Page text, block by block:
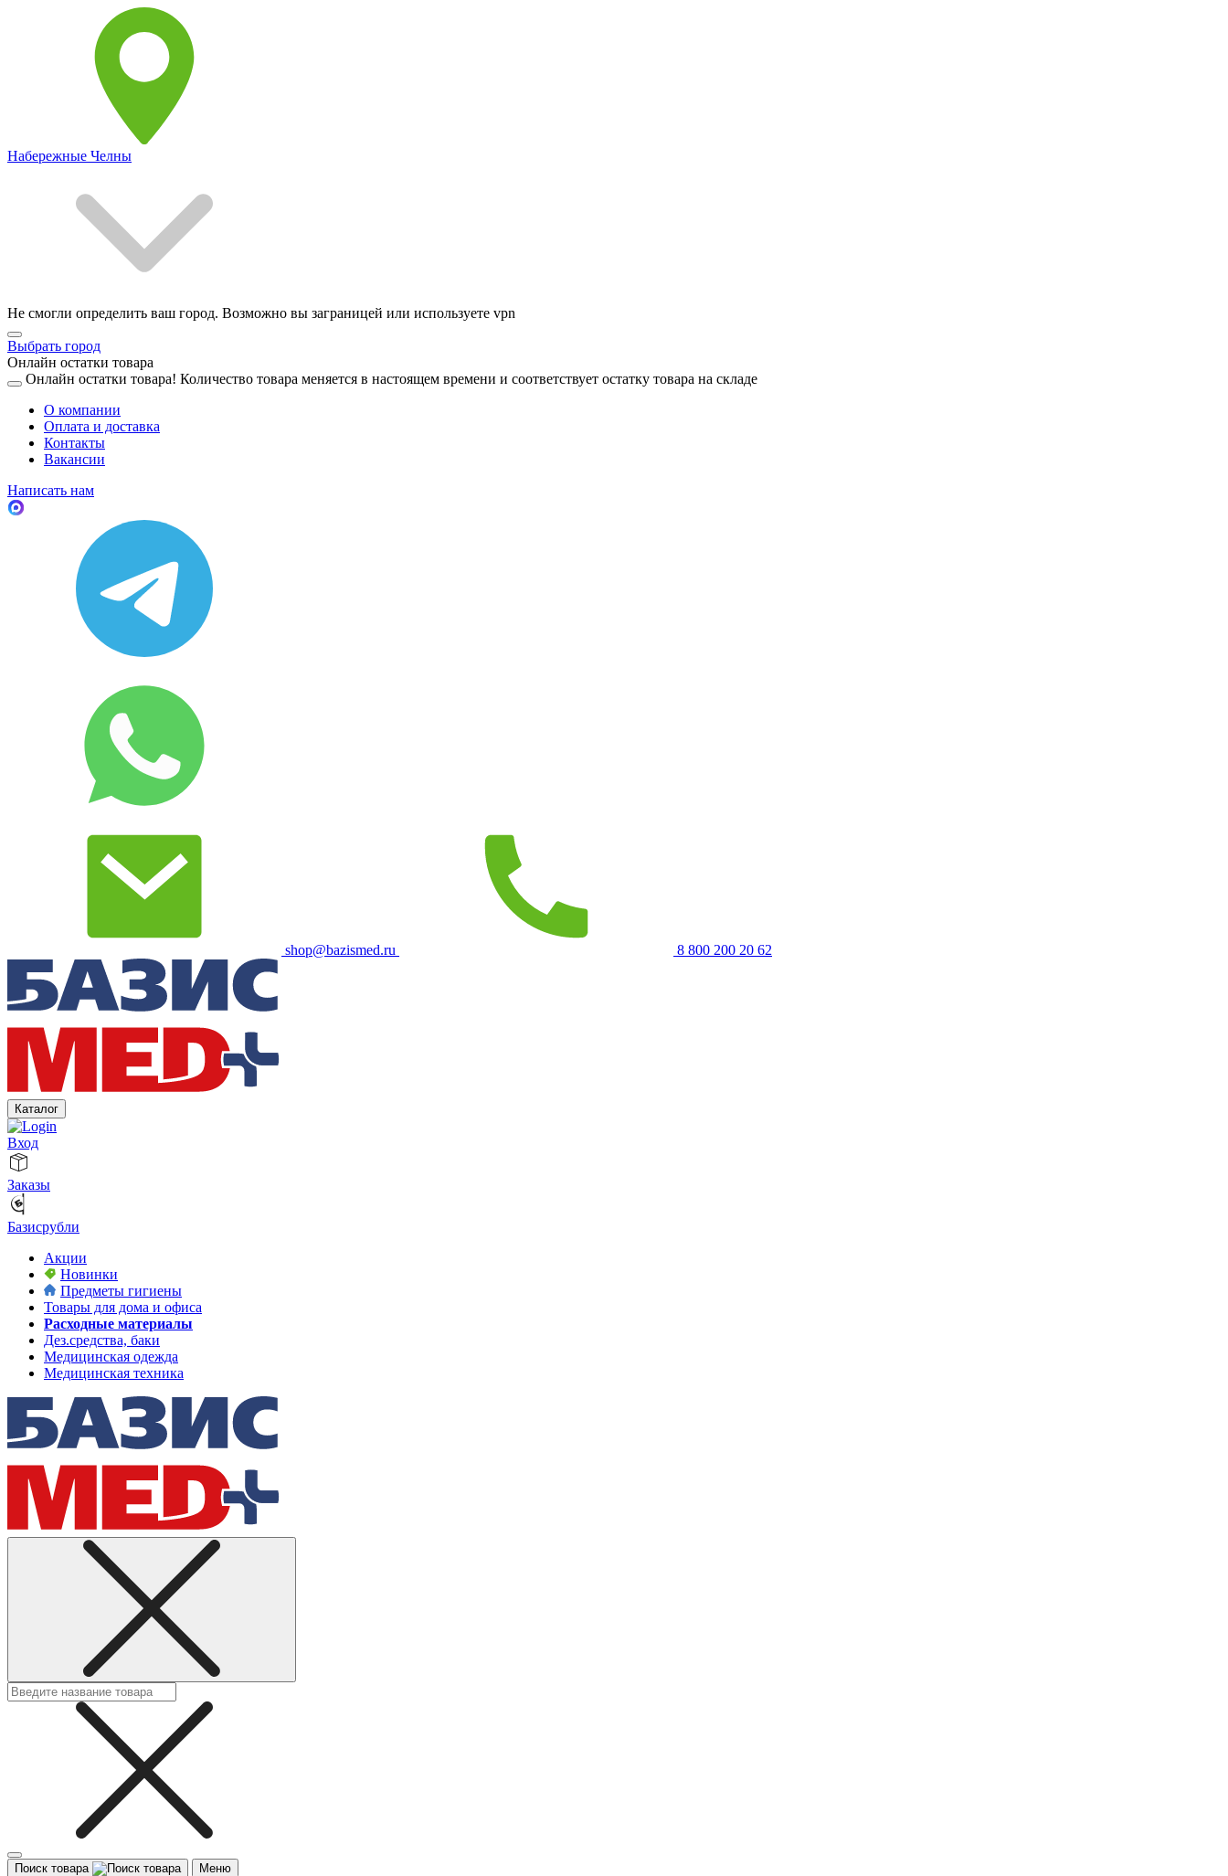
Набережные Челны
Не смогли определить ваш город. Возможно вы заграницей или используете vpn
Выбрать город
Онлайн остатки товара
Онлайн остатки товара! Количество товара меняется в настоящем времени и соответствует остатку товара на складе
О компании
Оплата и доставка
Контакты
Вакансии
Написать нам
shop@bazismed.ru 8 800 200 20 62
Каталог
Вход
Заказы
Базисрубли
Акции
Новинки
Предметы гигиены
Товары для дома и офиса
Расходные материалы
Дез.средства, баки
Медицинская одежда
Медицинская техника
Поиск товара Меню